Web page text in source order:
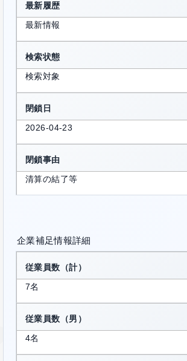
最新履歴
最新情報
検索状態
検索対象
閉鎖日
2026-04-23
閉鎖事由
清算の結了等
企業補足情報詳細
従業員数（計）
7名
従業員数（男）
4名